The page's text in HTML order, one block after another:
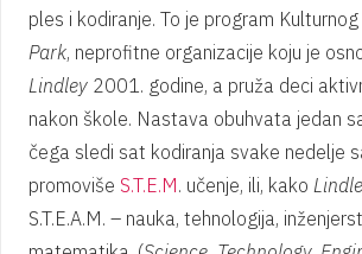
ples i kodiranje. To je program
Park, neprofitne organizacije koju je
Lindley 2001. godine, a pruža deci
nakon škole. Nastava obuhvata jedan
čega sledi sat kodiranja svake nedelje
promoviše S.T.E.M. učenje, ili, kako
S.T.E.A.M. – nauka, tehnologija,